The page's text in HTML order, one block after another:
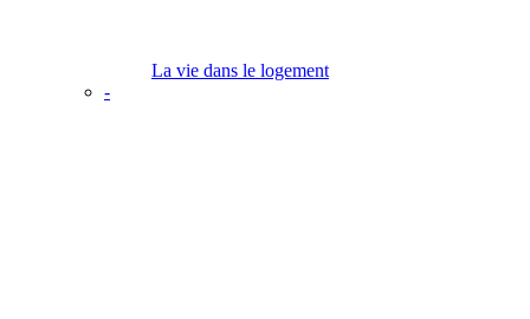
La vie dans le logement
-